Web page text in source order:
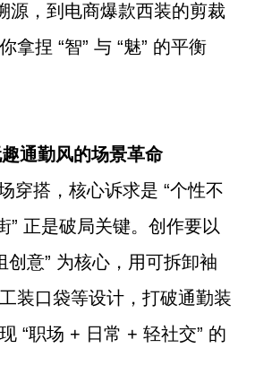
源，到电商爆款西装的剪裁
拿捏 “智” 与 “魅” 的平衡
通勤风的场景革命
穿搭，核心诉求是 “个性不
” 正是破局关键。创作要以
创意” 为核心，用可拆卸袖
装口袋等设计，打破通勤装
“职场 + 日常 + 轻社交” 的